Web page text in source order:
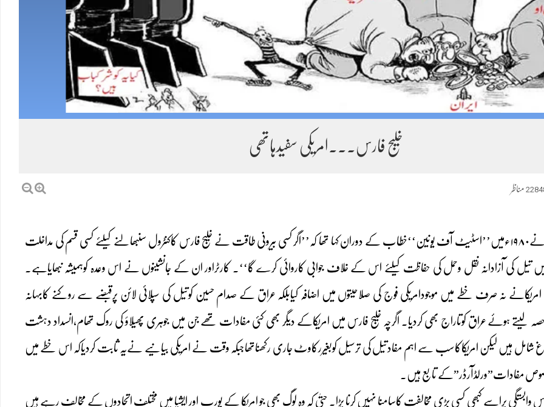
Load More
خلیج فارس۔۔۔امریکی سفیدہاتھی
مناظر
امریکا کے صدرجمی کارٹرنے۱۹۸۰ءمیں’’اسٹیٹ آف یونین‘‘خطاب کے دوران کہا تھا کہ’’اگر کسی بیرونی طاقت نے خلیج فارس کاکنٹرول سنبھالنے کیلئے کسی قسم کی مداخلت
میں تیل کی آزادانہ نقل وحمل کی حفاظت کیلئے اس کے خلاف جوابی کاروائی کرے گا‘‘۔ کارٹراور ان کے جانشینوں نے اس وعدہ کوہمیشہ نبھایاہے۔
نہ صرف خطے میں موجودامریکی فوج کی صلاحیتوں میں اضافہ کیابلکہ عراق کے صدام حسین کوتیل کی سپلائی لائن پرقبضے سے روکنے کابہانہ
لیتے ہوئے عراق کوتاراج بھی کردیا۔ اگرچہ خلیج فارس میں امریکاکے دیگر بھی کئی مفادات تھے جن میں جوہری پھیلاؤ کی روک تھام،انسداد دہشت
شامل ہیں لیکن امریکاکاسب سے اہم مفادتیل کی ترسیل کوبغیررکاوٹ جاری رکھناتھاجبکہ وقت نے امریکی بیانیے نےیہ ثابت کردیاکہ اس خطے میں
مفادات”ورلڈآرڈر”کے تابع ہیں۔
وابستگی پراسے کبھی کسی بڑی مخالفت کاسامنا نہیں کرنا پڑا۔ حتیٰ کہ وہ لوگ بھی جو امریکا کے یورپ اور ایشیا میں مختلف اتحادوں کے مخالف رہے ہیں